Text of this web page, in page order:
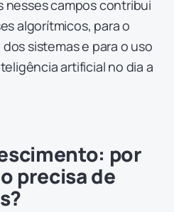
nesses campos contribui
algorítmicos, para o
sistemas e para o uso
artificial no dia a
por
precisa de